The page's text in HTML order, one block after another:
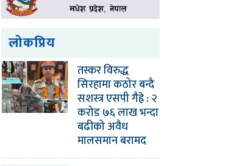
लोकप्रिय
तस्कर विरुद्ध
सिरहामा कठोर बन्दै
सशस्त्र एसपी गैह्रे : २
करोड ७६ लाख भन्दा
बढीको अवैध
मालसमान बरामद